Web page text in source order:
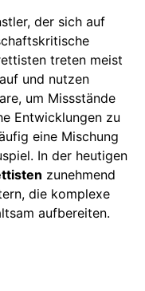
der sich auf
treten meist
und nutzen
um Missstände
Entwicklungen zu
eine Mischung
In der heutigen
zunehmend
die komplexe
aufbereiten.